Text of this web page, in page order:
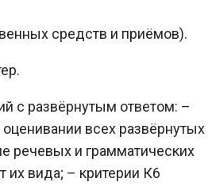
средств и приёмов).
с развёрнутым ответом: –
всех развёрнутых
речевых и грамматических
их вида; – критерии К6